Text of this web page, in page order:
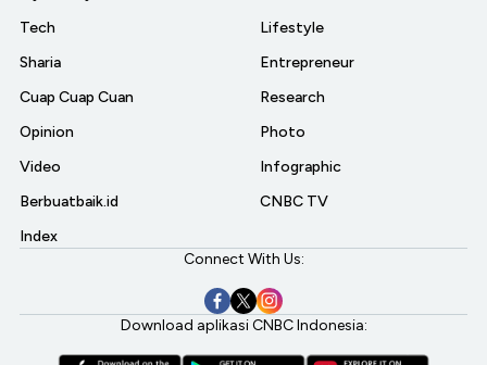
Tech
Sharia
Cuap Cuap Cuan
Opinion
Video
Berbuatbaik.id
Index
Lifestyle
Entrepreneur
Research
Photo
Infographic
CNBC TV
Connect With Us:
Download aplikasi CNBC Indonesia: